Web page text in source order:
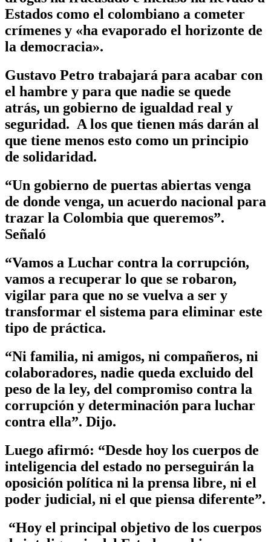
Estados como el colombiano a cometer
crímenes y «ha evaporado el horizonte de
la democracia».
Gustavo Petro trabajará para acabar con
el hambre y para que nadie se quede
atrás, un gobierno de igualdad real y
seguridad. A los que tienen más darán al
que tiene menos esto como un principio
de solidaridad.
“Un gobierno de puertas abiertas venga
de donde venga, un acuerdo nacional para
trazar la Colombia que queremos”.
Señaló
“Vamos a Luchar contra la corrupción,
vamos a recuperar lo que se robaron,
vigilar para que no se vuelva a ser y
transformar el sistema para eliminar este
tipo de práctica.
“Ni familia, ni amigos, ni compañeros, ni
colaboradores, nadie queda excluido del
peso de la ley, del compromiso contra la
corrupción y determinación para luchar
contra ella”. Dijo.
Luego afirmó: “Desde hoy los cuerpos de
inteligencia del estado no perseguirán la
oposición política ni la prensa libre, ni el
poder judicial, ni el que piensa diferente”.
“Hoy el principal objetivo de los cuerpos